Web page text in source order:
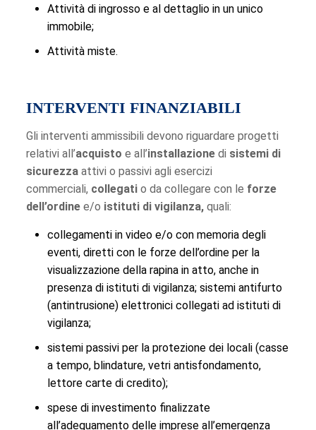
Attività di ingrosso e al dettaglio in un unico
immobile;
Attività miste.
INTERVENTI FINANZIABILI
Gli interventi ammissibili devono riguardare progetti
relativi all’acquisto e all’installazionedi sistemi di
sicurezzaattivi o passivi agli esercizi
commerciali, collegatio da collegare con le forze
dell’ordinee/o istituti di vigilanza, quali:
collegamenti in video e/o con memoria degli
eventi, diretti con le forze dell’ordine per la
visualizzazione della rapina in atto, anche in
presenza di istituti di vigilanza; sistemi antifurto
(antintrusione) elettronici collegati ad istituti di
vigilanza;
sistemi passivi per la protezione dei locali (casse
a tempo, blindature, vetri antisfondamento,
lettore carte di credito);
spese di investimento finalizzate
all’adeguamento delle imprese all’emergenza